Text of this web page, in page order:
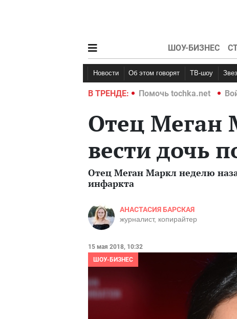
ШОУ-БИЗНЕС
Новости Об этом говорят ТВ-шоу
В ТРЕНДЕ:
Война в Украине 2022 Помочь tochka.net
Отец Меган
вести дочь
Отец Меган Маркл неделю
инфаркта
АНАСТАСИЯ БАРСКАЯ
журналист, копирайтер
15 мая 2018, 10:32
ШОУ-БИЗНЕС